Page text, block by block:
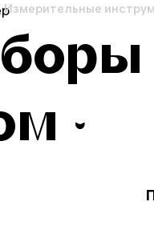
Измерительные